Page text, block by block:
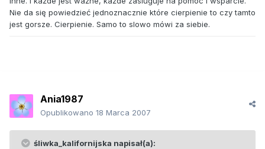
Nie da się powiedzieć jednoznacznie które cierpienie to czy tamto
jest gorsze. Cierpienie. Samo to slowo mówi za siebie.
Ania1987
Opublikowano 18 Marca 2007
śliwka_kalifornijska napisał(a):